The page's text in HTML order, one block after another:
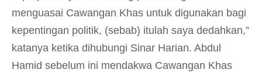
menguasai Cawangan Khas untuk digunakan bagi
kepentingan politik, (sebab) itulah saya dedahkan,”
katanya ketika dihubungi Sinar Harian. Abdul
Hamid sebelum ini mendakwa Cawangan Khas